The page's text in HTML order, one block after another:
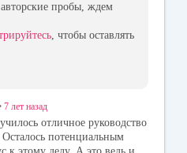
пробы, ждем
, чтобы оставлять
7 лет назад
отличное руководство
потенциальным